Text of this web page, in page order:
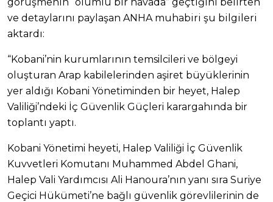
ve detaylarını paylaşan ANHA muhabiri şu bilgileri
aktardı:
“Kobani’nin kurumlarının temsilcileri ve bölgeyi
oluşturan Arap kabilelerinden aşiret büyüklerinin
yer aldığı Kobani Yönetiminden bir heyet, Halep
Valiliği’ndeki İç Güvenlik Güçleri karargahında bir
toplantı yaptı.
Kobani Yönetimi heyeti, Halep Valiliği İç Güvenlik
Kuvvetleri Komutanı Muhammed Abdel Ghani,
Halep Vali Yardımcısı Ali Hanoura’nın yanı sıra Suriye
Geçici Hükümeti’ne bağlı güvenlik görevlilerinin de